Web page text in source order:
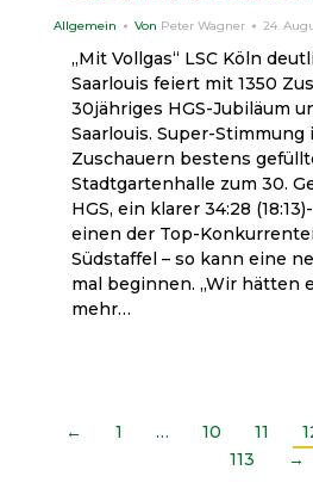
Allgemein Von Peter Wagner 24.
„Mit Vollgas“ LSC Köln
Saarlouis feiert mit 1350
30jähriges HGS-Jubiläum
Saarlouis. Super-Stimmung
Zuschauern bestens
Stadtgartenhalle zum 30.
HGS, ein klarer 34:28
einen der Top-
Südstaffel – so kann eine
mal beginnen. „Wir hätten
mehr…
← 1 … 10 11
113
→